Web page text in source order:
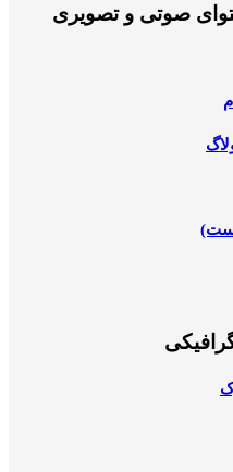
صوتی و تصویری